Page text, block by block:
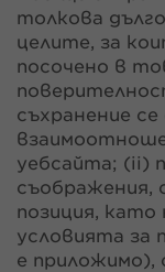
толкова
целите, за
посочено в
съхранение
уебсайта; (ii)
съображения,
позиция, като
условията за
е приложимо),